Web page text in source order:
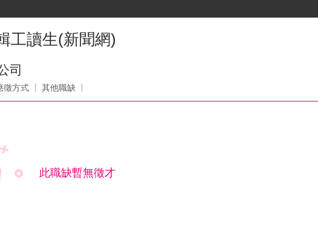
工讀生(新聞網)
司
徵方式 其他職缺
此職缺暫無徵才